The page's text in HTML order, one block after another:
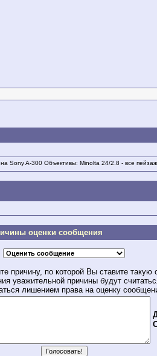
Sony A-300 Объективы: Minolta 24/2.8 - все
оценки сообщения
причину, по которой Вы ставите
уважительной причины будут
лишением права на оценку